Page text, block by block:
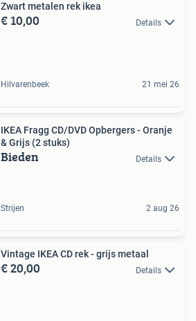
Zwart metalen rek ikea
€ 10,00 Details
Hilvarenbeek 21 mei 26
IKEA Fragg CD/DVD Opbergers - Oranje
& Grijs (2 stuks)
Bieden Details
Strijen 2 aug 26
Vintage IKEA CD rek - grijs metaal
€ 20,00 Details